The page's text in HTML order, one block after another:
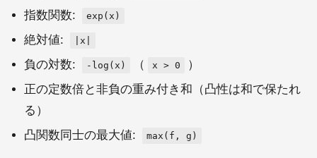
指数関数: exp(x)
絶対値: |x|
負の対数: -log(x) （ x > 0
）
正の定数倍と非負の重み付き和（凸性は和で保たれ
る）
凸関数同士の最大値:
max(f, g)